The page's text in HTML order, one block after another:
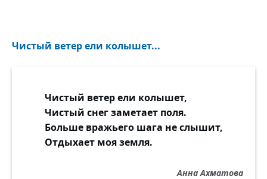
Чистый ветер ели колышет...
Чистый ветер ели колышет,
Чистый снег заметает поля.
Больше вражьего шага не слышит,
Отдыхает моя земля.
Анна Ахматова